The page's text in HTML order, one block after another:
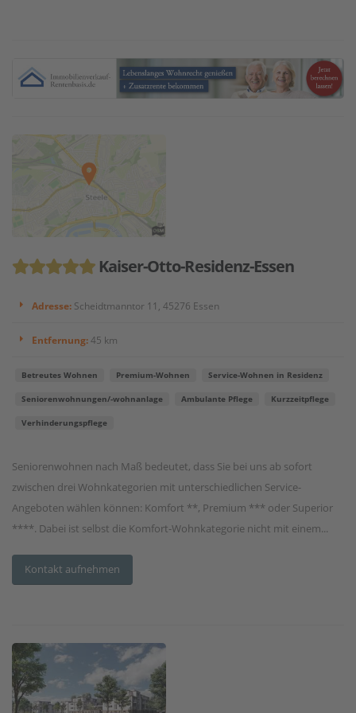
Kaiser-Otto-Residenz-Essen
Adresse: Scheidtmanntor 11, 45276 Essen
Entfernung:45 km
Betreutes Wohnen Premium-Wohnen Service-Wohnen in Residenz
Seniorenwohnungen/-wohnanlage Ambulante Pflege Kurzzeitpflege
Verhinderungspflege
Seniorenwohnen nach Maß bedeutet, dass Sie bei uns ab sofort
zwischen drei Wohnkategorien mit unterschiedlichen Service-
Angeboten wählen können: Komfort **, Premium *** oder Superior
****. Dabei ist selbst die Komfort-Wohnkategorie nicht mit einem...
Kontakt aufnehmen